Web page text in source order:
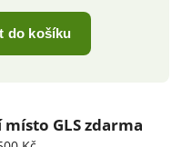
do košíku
GLS zdarma